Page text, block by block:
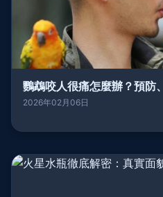
鸚鵡咬人很痛怎麼辦？預防
2026年02月06日